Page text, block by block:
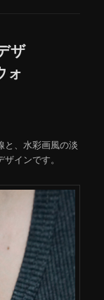
ザ
ォ
と、水彩画風の淡
インです。